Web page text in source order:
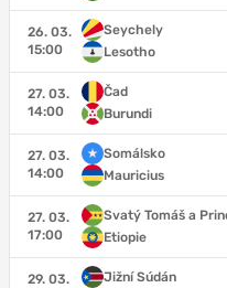
26. 03.
15:00
Seychely
Lesotho
27. 03.
14:00
Čad
Burundi
27. 03.
14:00
Somálsko
Mauricius
27. 03.
17:00
Svatý Tomáš a
Etiopie
29. 03.
Jižní Súdán